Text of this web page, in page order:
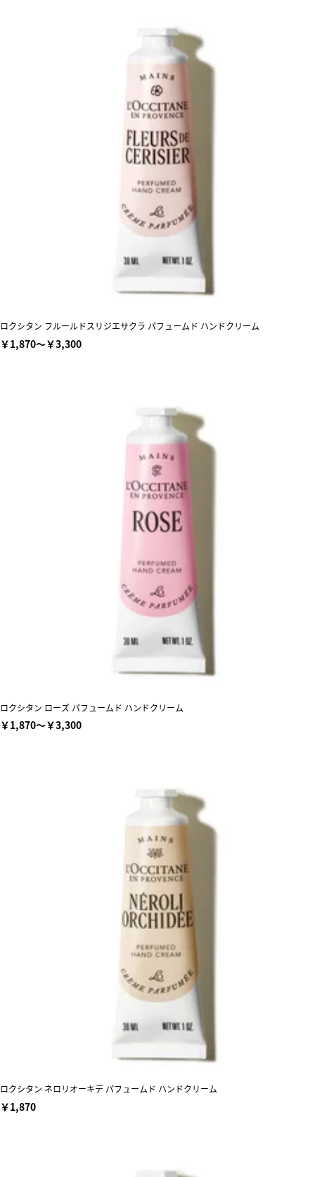
ロクシタン フルールドスリジエサクラ パフュームド ハンドクリーム
￥1,870～￥3,300
ロクシタン ローズ パフュームド ハンドクリーム
￥1,870～￥3,300
ロクシタン ネロリオーキデ パフュームド ハンドクリーム
￥1,870